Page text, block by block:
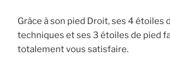
Grâce à son pied Droit, ses 4 étoiles
techniques et ses 3 étoiles de pied
totalement vous satisfaire.